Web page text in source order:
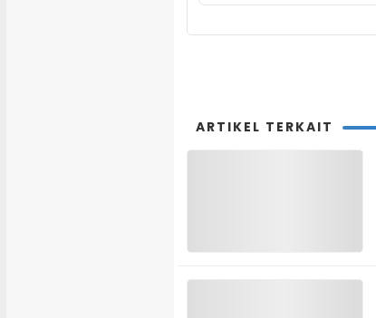
ARTIKEL TERKAIT